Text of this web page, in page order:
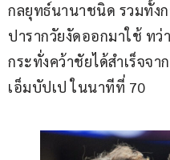
กลยุทธ์นานาชนิด รวมทั้ง
ปารากวัยงัดออกมาใช้ ท
กระทั่งคว้าชัยได้สำเร็จจ
เอ็มบัปเป ในนาทีที่ 70